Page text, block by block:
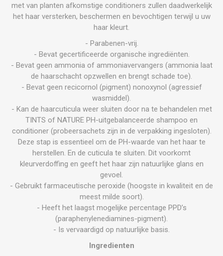
met van planten afkomstige conditioners zullen daadwerkelijk
het haar versterken, beschermen en bevochtigen terwijl u uw
haar kleurt.
- Parabenen-vrij.
- Bevat gecertificeerde organische ingrediënten.
- Bevat geen ammonia of ammoniavervangers (ammonia laat
de haarschacht opzwellen en brengt schade toe).
- Bevat geen recicornol (pigment) nonoxynol (agressief
wasmiddel).
- Kan de haarcuticula weer sluiten door na te behandelen met
TINTS of NATURE PH-uitgebalanceerde shampoo en
conditioner (probeersachets zijn in de verpakking ingesloten).
Deze stap is essentieel om de PH-waarde van het haar te
herstellen. En de cuticula te sluiten. Dit voorkomt
kleurverdoffing en geeft het haar zijn natuurlijke glans en
gevoel.
- Gebruikt farmaceutische peroxide (hoogste in kwaliteit en de
meest milde soort).
- Heeft het laagst mogelijke percentage PPD’s
(paraphenylenediamines-pigment).
- Is vervaardigd op natuurlijke basis.
Ingredienten